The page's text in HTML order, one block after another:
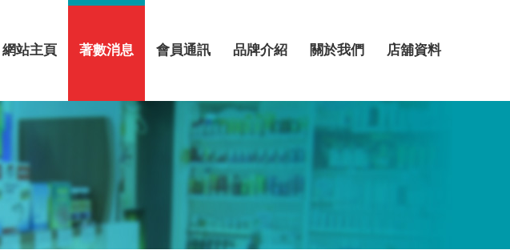
網站主頁 著數消息 會員通訊 品牌介紹 關於我們 店舖資料